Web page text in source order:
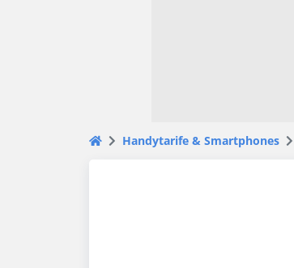
Handytarife & Smartphones